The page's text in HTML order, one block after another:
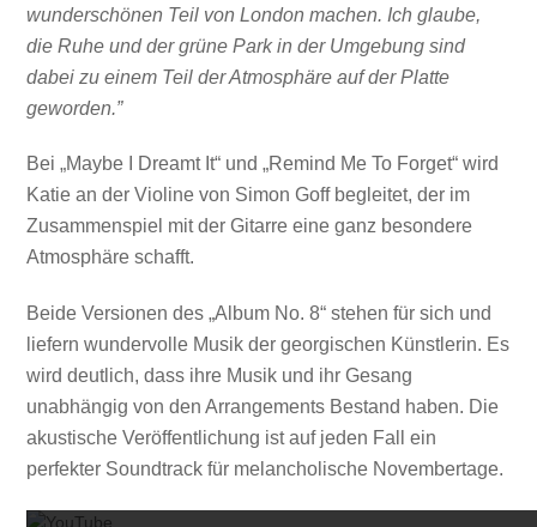
wunderschönen Teil von London machen. Ich glaube,
die Ruhe und der grüne Park in der Umgebung sind
dabei zu einem Teil der Atmosphäre auf der Platte
geworden.”
Bei „Maybe I Dreamt It“ und „Remind Me To Forget“ wird
Katie an der Violine von Simon Goff begleitet, der im
Zusammenspiel mit der Gitarre eine ganz besondere
Atmosphäre schafft.
Beide Versionen des „Album No. 8“ stehen für sich und
liefern wundervolle Musik der georgischen Künstlerin. Es
wird deutlich, dass ihre Musik und ihr Gesang
unabhängig von den Arrangements Bestand haben. Die
akustische Veröffentlichung ist auf jeden Fall ein
perfekter Soundtrack für melancholische Novembertage.